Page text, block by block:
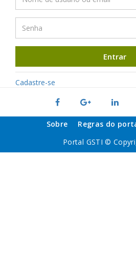
Entrar
Cadastre-se
Sobre Regras do
Portal GSTI ©